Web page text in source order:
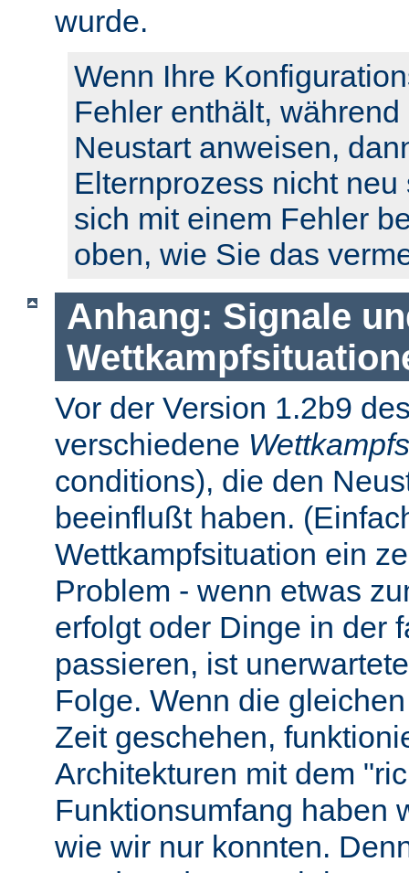
wurde.
Wenn Ihre
Fehler enthält,
Neustart anweisen,
Elternprozess nicht
sich mit einem Fehler
oben, wie Sie das
Anhang: Signale
Vor der Version 1.2b9
verschiedene
conditions), die den
beeinflußt haben.
Wettkampfsituation ein
Problem - wenn etwas
erfolgt oder Dinge in der
passieren, ist
Folge. Wenn die
Zeit geschehen,
Architekturen mit dem
Funktionsumfang haben
wie wir nur konnten.